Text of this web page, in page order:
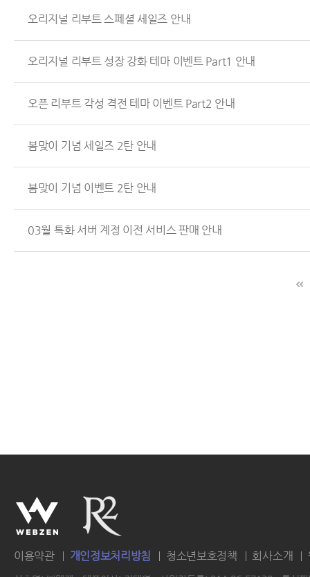
오리지널 리부트 스페셜 세일즈 안내
오리지널 리부트 성장 강화 테마 이벤트 Part1 안내
오픈 리부트 각성 격전 테마 이벤트 Part2 안내
봄맞이 기념 세일즈 2탄 안내
봄맞이 기념 이벤트 2탄 안내
03월 특화 서버 계정 이전 서비스 판매 안내
이용약관 개인정보처리방침 청소년보호정책 회사소개